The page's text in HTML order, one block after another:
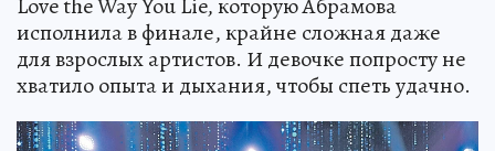
исполнила в финале, крайне сложная даже
для взрослых артистов. И девочке попросту не
хватило опыта и дыхания, чтобы спеть удачно.